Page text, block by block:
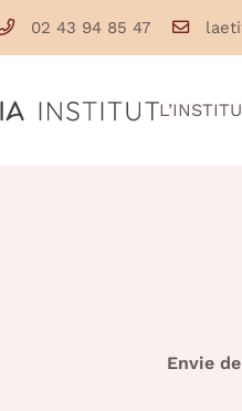
02 43 94 85 47
Envie